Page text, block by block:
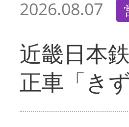
2026.08.07
近畿日本
正車「き